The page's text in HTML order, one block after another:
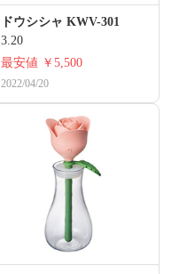
ドウシシャ KWV-301
3.20
最安値 ￥5,500
2022/04/20